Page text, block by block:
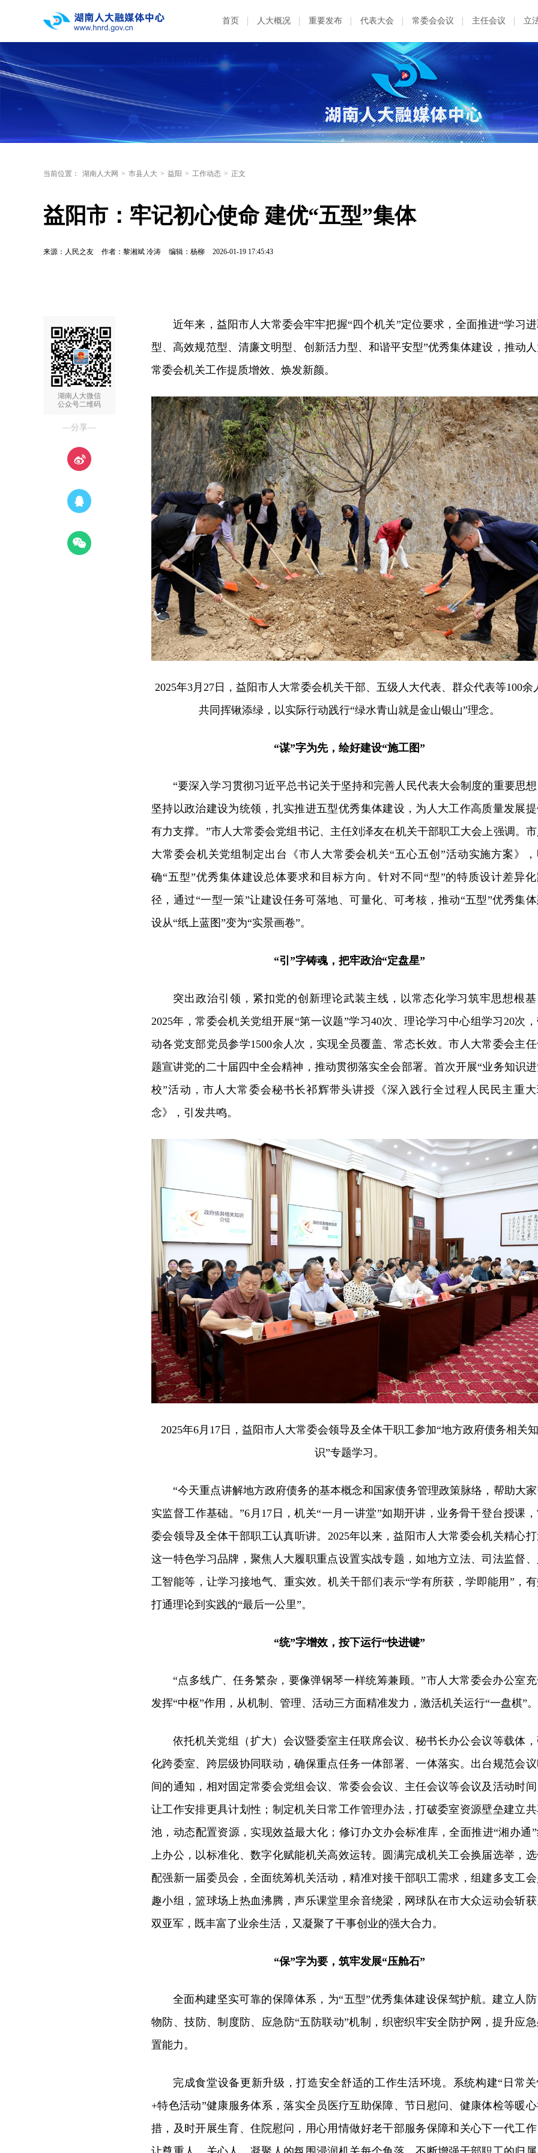
首页 人大概况 重要发布 代表大会 常委会会议 主任会议 立
当前位置： 湖南人大网 > 市县人大 > 益阳 > 工作动态 > 正文
益阳市：牢记初心使命 建优“五型”集体
来源：人民之友 作者：黎湘斌 冷涛 编辑：杨柳 2026-01-19 17:45:43
湖南人大微信
公众号二维码
—分享—
近年来，益阳市人大常委会牢牢把握“四个机关”定位要求，全面推进“学习
型、高效规范型、清廉文明型、创新活力型、和谐平安型”优秀集体建设，推动
常委会机关工作提质增效、焕发新颜。
2025年3月27日，益阳市人大常委会机关干部、五级人大代表、群众代表等100余
共同挥锹添绿，以实际行动践行“绿水青山就是金山银山”理念。
“谋”字为先，绘好建设“施工图”
“要深入学习贯彻习近平总书记关于坚持和完善人民代表大会制度的重要思
坚持以政治建设为统领，扎实推进五型优秀集体建设，为人大工作高质量发展
有力支撑。”市人大常委会党组书记、主任刘泽友在机关干部职工大会上强调。
大常委会机关党组制定出台《市人大常委会机关“五心五创”活动实施方案》
确“五型”优秀集体建设总体要求和目标方向。针对不同“型”的特质设计差异
径，通过“一型一策”让建设任务可落地、可量化、可考核，推动“五型”优秀集
设从“纸上蓝图”变为“实景画卷”。
“引”字铸魂，把牢政治“定盘星”
突出政治引领，紧扣党的创新理论武装主线，以常态化学习筑牢思想根
2025年，常委会机关党组开展“第一议题”学习40次、理论学习中心组学习20次
动各党支部党员参学1500余人次，实现全员覆盖、常态长效。市人大常委会主
题宣讲党的二十届四中全会精神，推动贯彻落实全会部署。首次开展“业务知识
校”活动，市人大常委会秘书长祁辉带头讲授《深入践行全过程人民民主重
念》，引发共鸣。
2025年6月17日，益阳市人大常委会领导及全体干职工参加“地方政府债务相关知
识”专题学习。
“今天重点讲解地方政府债务的基本概念和国家债务管理政策脉络，帮助大
实监督工作基础。”6月17日，机关“一月一讲堂”如期开讲，业务骨干登台授课
委会领导及全体干部职工认真听讲。2025年以来，益阳市人大常委会机关精心
这一特色学习品牌，聚焦人大履职重点设置实战专题，如地方立法、司法监督
工智能等，让学习接地气、重实效。机关干部们表示“学有所获，学即能用”，
打通理论到实践的“最后一公里”。
“统”字增效，按下运行“快进键”
“点多线广、任务繁杂，要像弹钢琴一样统筹兼顾。”市人大常委会办公室
发挥“中枢”作用，从机制、管理、活动三方面精准发力，激活机关运行“一盘棋”。
依托机关党组（扩大）会议暨委室主任联席会议、秘书长办公会议等载体
化跨委室、跨层级协同联动，确保重点任务一体部署、一体落实。出台规范会
间的通知，相对固定常委会党组会议、常委会会议、主任会议等会议及活动时
让工作安排更具计划性；制定机关日常工作管理办法，打破委室资源壁垒建立
池，动态配置资源，实现效益最大化；修订办文办会标准库，全面推进“湘办通
上办公，以标准化、数字化赋能机关高效运转。圆满完成机关工会换届选举，
配强新一届委员会，全面统筹机关活动，精准对接干部职工需求，组建多支工
趣小组，篮球场上热血沸腾，声乐课堂里余音绕梁，网球队在市大众运动会斩
双亚军，既丰富了业余生活，又凝聚了干事创业的强大合力。
“保”字为要，筑牢发展“压舱石”
全面构建坚实可靠的保障体系，为“五型”优秀集体建设保驾护航。建立人
物防、技防、制度防、应急防“五防联动”机制，织密织牢安全防护网，提升应
置能力。
完成食堂设备更新升级，打造安全舒适的工作生活环境。系统构建“日常
+特色活动”健康服务体系，落实全员医疗互助保障、节日慰问、健康体检等暖
措，及时开展生育、住院慰问，用心用情做好老干部服务保障和关心下一代工